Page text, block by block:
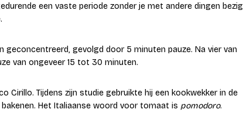
een vaste periode zonder je met andere dingen bezig
geconcentreerd, gevolgd door 5 minuten pauze. Na vier van
van ongeveer 15 tot 30 minuten.
Cirillo. Tijdens zijn studie gebruikte hij een kookwekker in de
Het Italiaanse woord voor tomaat is pomodoro.